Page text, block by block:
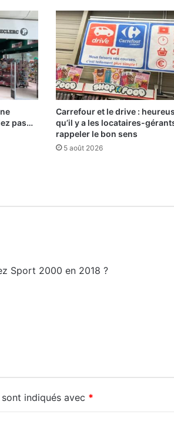
pas…
Carrefour et le drive :
qu’il y a les locataires-
rappeler le bon sens
5 août 2026
Sport 2000 en 2018 ?
indiqués avec *